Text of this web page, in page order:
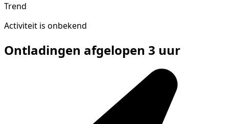
Trend
Activiteit is onbekend
Ontladingen afgelopen 3 uur